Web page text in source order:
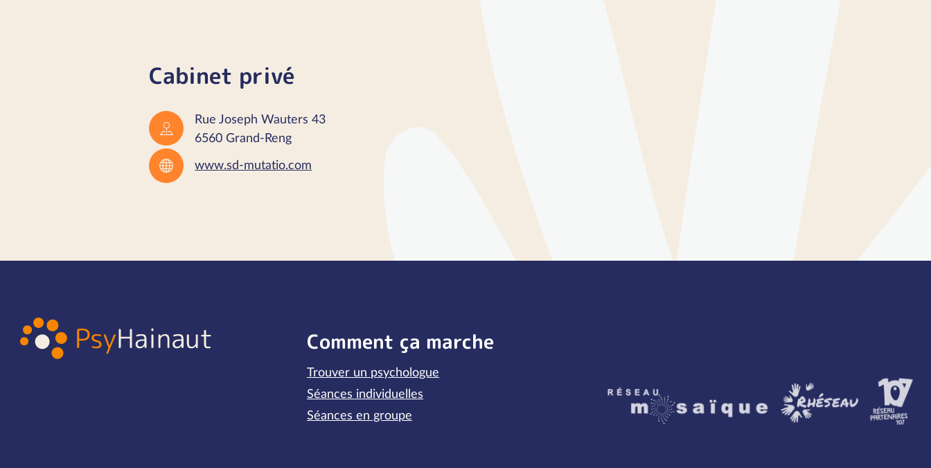
Cabinet privé
Rue Joseph Wauters 43
6560 Grand-Reng
www.sd-mutatio.com
Comment ça marche
Trouver un psychologue
Séances individuelles
Séances en groupe
Partenaires